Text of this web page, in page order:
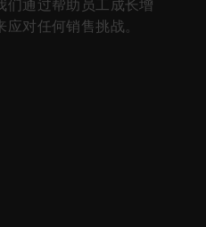
们通过帮助员工成长增
对任何销售挑战。